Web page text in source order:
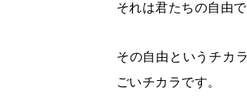
それは君たちの自由で
その自由というチカ
ごいチカラです。